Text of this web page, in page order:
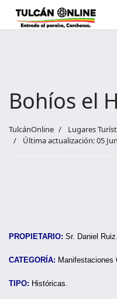
Bohíos el
TulcánOnline Lugares
Última actualización: 05
PROPIETARIO: Sr. Daniel Ruiz.
CATEGORÍA: Manifestaciones
TIPO: Históricas.